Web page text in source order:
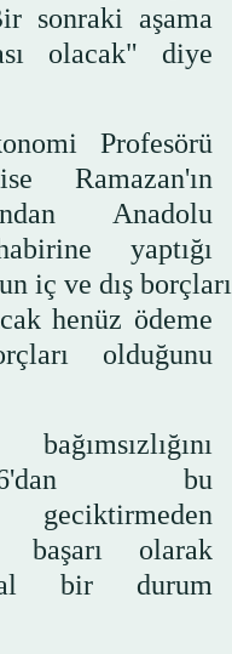
sonraki aşama
olacak" diye
Profesörü
Ramazan'ın
Anadolu
yaptığı
iç ve dış
henüz ödeme
olduğunu
bu
olarak
bir durum